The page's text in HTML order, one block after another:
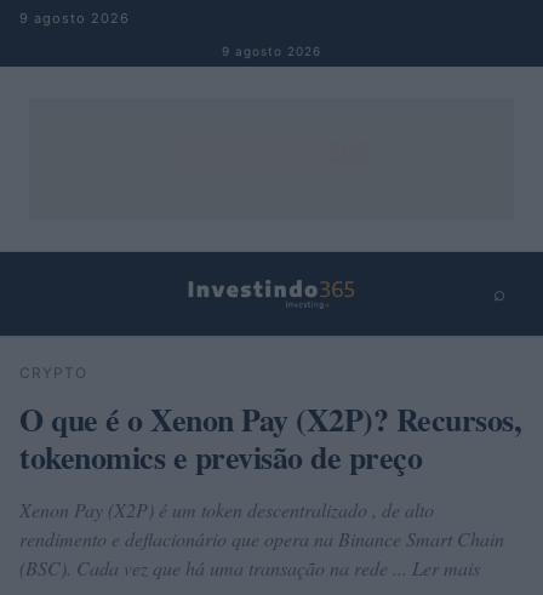
Pular para o conteúdo
9 agosto 2026
9 agosto 2026
⌕
Buscar
CRYPTO
O que é o Xenon Pay (X2P)? Recursos,
tokenomics e previsão de preço
Xenon Pay (X2P) é um token descentralizado , de alto
rendimento e deflacionário que opera na Binance Smart Chain
(BSC). Cada vez que há uma transação na rede ... Ler mais